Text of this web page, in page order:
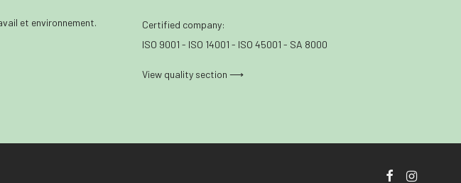
et environnement.
Certified company:
ISO 9001 - ISO 14001 - ISO 45001 - SA 8000
View quality section ⟶